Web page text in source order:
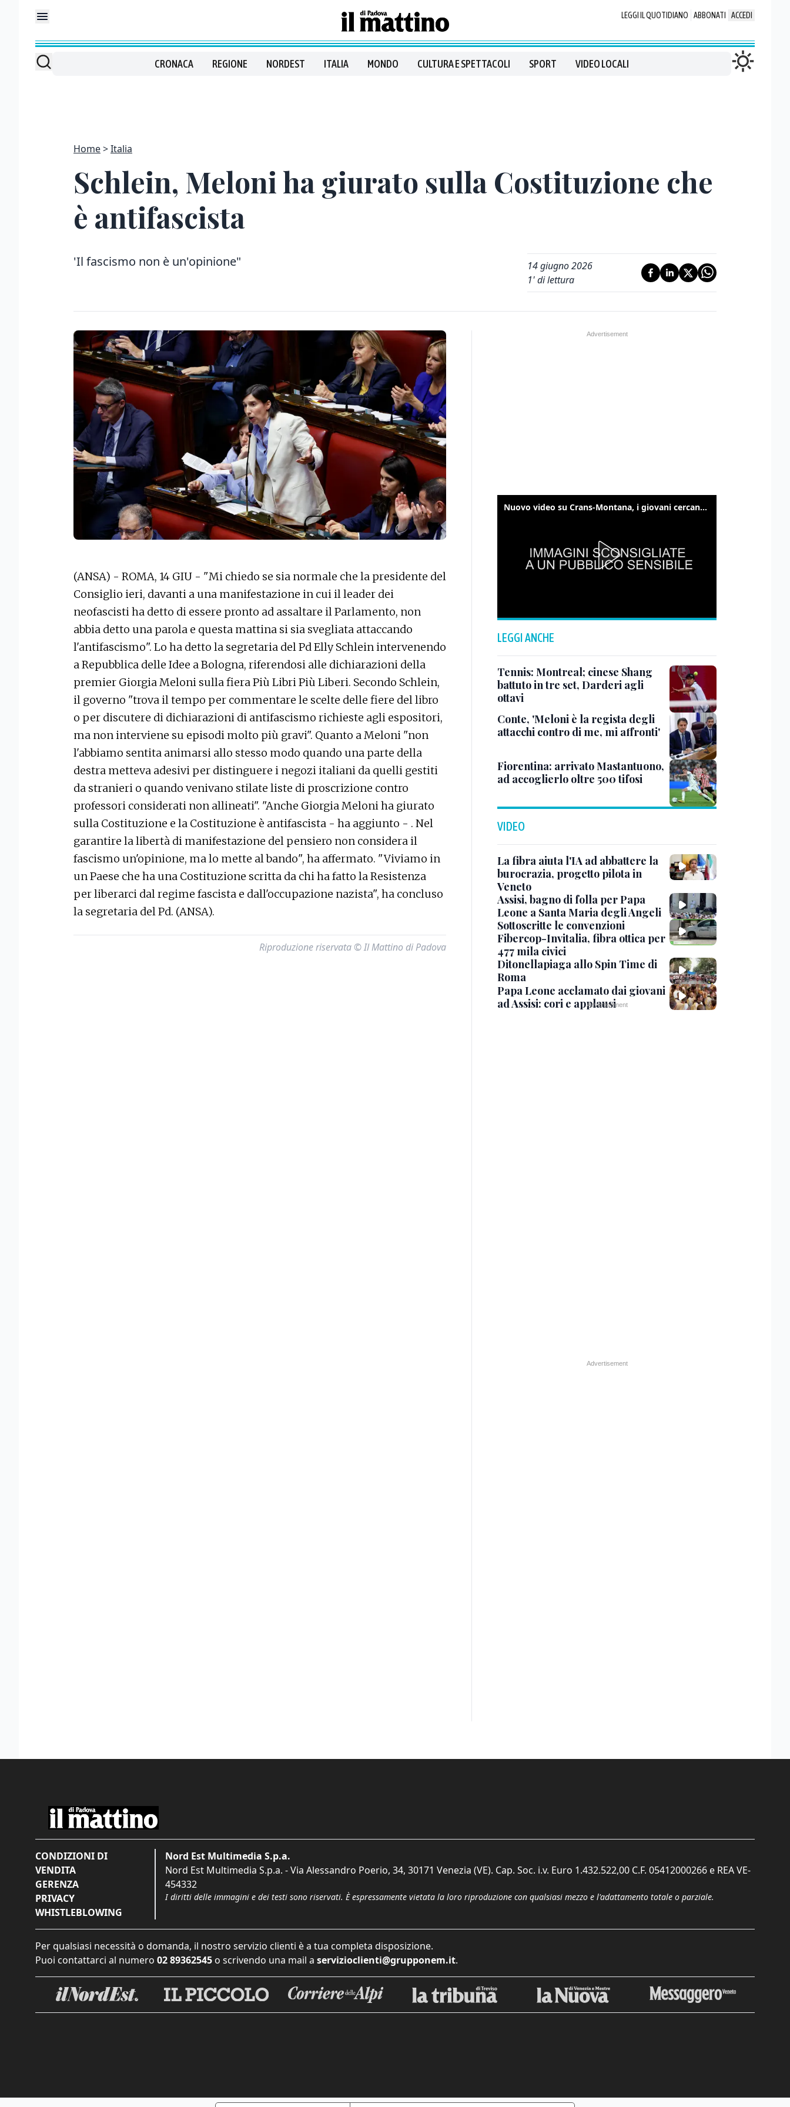
LEGGI IL QUOTIDIANO ABBONATI ACCEDI
CRONACA REGIONE NORDEST ITALIA MONDO CULTURA E SPETTACOLI SPORT VIDEO LOCALI
Home Italia
Schlein, Meloni ha giurato sulla Costituzione che
è antifascista
'Il fascismo non è un'opinione"
14 giugno 2026
1' di lettura
(ANSA) - ROMA, 14 GIU - "Mi chiedo se sia normale che la presidente del
Consiglio ieri, davanti a una manifestazione in cui il leader dei
neofascisti ha detto di essere pronto ad assaltare il Parlamento, non
abbia detto una parola e questa mattina si sia svegliata attaccando
l'antifascismo". Lo ha detto la segretaria del Pd Elly Schlein intervenendo
a Repubblica delle Idee a Bologna, riferendosi alle dichiarazioni della
premier Giorgia Meloni sulla fiera Più Libri Più Liberi. Secondo Schlein,
il governo "trova il tempo per commentare le scelte delle fiere del libro
o per discutere di dichiarazioni di antifascismo richieste agli espositori,
ma non interviene su episodi molto più gravi". Quanto a Meloni "non
l'abbiamo sentita animarsi allo stesso modo quando una parte della
destra metteva adesivi per distinguere i negozi italiani da quelli gestiti
da stranieri o quando venivano stilate liste di proscrizione contro
professori considerati non allineati". "Anche Giorgia Meloni ha giurato
sulla Costituzione e la Costituzione è antifascista - ha aggiunto - . Nel
garantire la libertà di manifestazione del pensiero non considera il
fascismo un'opinione, ma lo mette al bando", ha affermato. "Viviamo in
un Paese che ha una Costituzione scritta da chi ha fatto la Resistenza
per liberarci dal regime fascista e dall'occupazione nazista", ha concluso
la segretaria del Pd. (ANSA).
Riproduzione riservata © Il Mattino di Padova
Nuovo video su Crans-Montana, i giovani cercano di sfondare le vetrate
LEGGI ANCHE
Tennis: Montreal; cinese Shang
battuto in tre set, Darderi agli
ottavi
Conte, 'Meloni è la regista degli
attacchi contro di me, mi affronti'
Fiorentina: arrivato Mastantuono,
ad accoglierlo oltre 500 tifosi
VIDEO
La fibra aiuta l'IA ad abbattere la
burocrazia, progetto pilota in
Veneto
Assisi, bagno di folla per Papa
Leone a Santa Maria degli Angeli
Sottoscritte le convenzioni
Fibercop-Invitalia, fibra ottica per
477 mila civici
Ditonellapiaga allo Spin Time di
Roma
Papa Leone acclamato dai giovani
ad Assisi: cori e applausi
CONDIZIONI DI
VENDITA
GERENZA
PRIVACY
WHISTLEBLOWING
Nord Est Multimedia S.p.a.
Nord Est Multimedia S.p.a. - Via Alessandro Poerio, 34, 30171 Venezia (VE). Cap. Soc. i.v. Euro 1.432.522,00 C.F. 05412000266 e REA VE-
454332
I diritti delle immagini e dei testi sono riservati. È espressamente vietata la loro riproduzione con qualsiasi mezzo e l'adattamento totale o parziale.
Per qualsiasi necessità o domanda, il nostro servizio clienti è a tua completa disposizione.
Puoi contattarci al numero 02 89362545 o scrivendo una mail a servizioclienti@grupponem.it.